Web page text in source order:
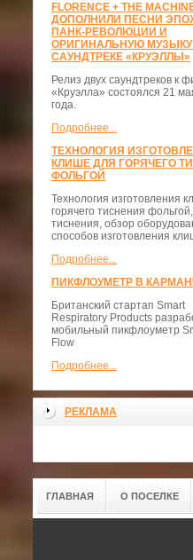
FLORENCE + THE
ДОПОЛНИЛИ ПЕСНИ
ПАНК-РЕВОЛЮЦИИ И
ОРИГИНАЛЬНУЮ МУЗЫКУ
САУНДТРЕКЕ «КРУЭЛЛЫ»
Релиз двух саундтреков к
«Круэлла» состоялся 21
года.
Подробнее...
ТЕХНОЛОГИЯ
КЛИШЕ ДЛЯ ГОРЯЧЕГО
ФОЛЬГОЙ
Технология изготовления
горячего тиснения
тиснения, обзор
способов изготовления
Подробнее...
ПИКФЛОУМЕТР В
Британский стартап Smart
Respiratory Products
мобильный пикфлоуметр
Flow
Подробнее...
РЕКЛАМА
ГЛАВНАЯ О ПОСЕЛКЕ